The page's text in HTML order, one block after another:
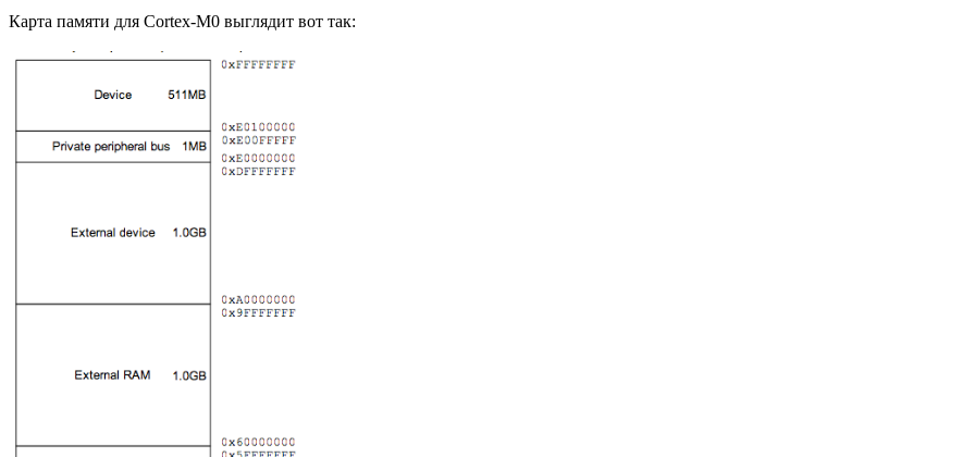
Карта памяти для Cortex-M0 выглядит вот так: